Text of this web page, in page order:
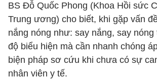
BS Đỗ Quốc Phong (Khoa Hồi sức
Trung ương) cho biết, khi gặp vấn
nắng nóng như: say nắng, say
độ biểu hiện mà cần nhanh chóng
biện pháp sơ cứu khi chưa có sự
nhân viên y tế.